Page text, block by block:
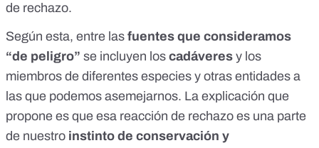
de rechazo.
Según esta, entre las fuentes que consideramos
“de peligro” se incluyen los cadáveres y los
miembros de diferentes especies y otras entidades a
las que podemos asemejarnos. La explicación que
propone es que esa reacción de rechazo es una parte
de nuestro instinto de conservación y